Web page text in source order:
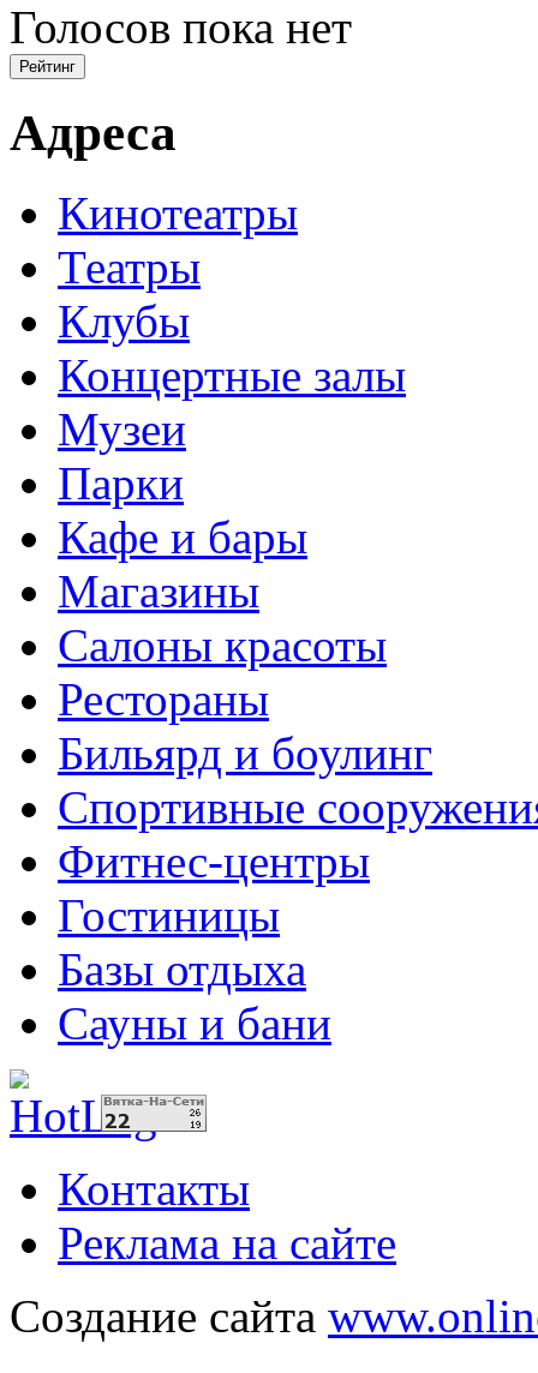
Голосов пока нет
Адреса
Кинотеатры
Театры
Клубы
Концертные залы
Музеи
Парки
Кафе и бары
Магазины
Салоны красоты
Рестораны
Бильярд и боулинг
Спортивные
Фитнес-центры
Гостиницы
Базы отдыха
Сауны и бани
Контакты
Реклама на сайте
Создание сайта